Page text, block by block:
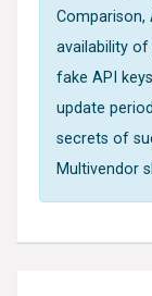
Comparison,
availability
fake API
update
secrets of
Multivendor